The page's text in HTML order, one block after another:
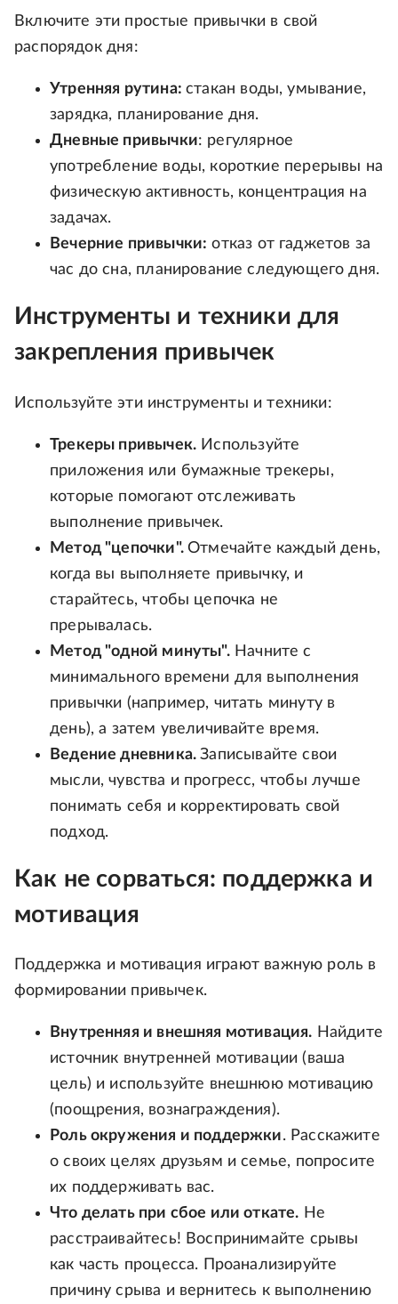
Включите эти простые привычки в свой
распорядок дня:
Утренняя рутина:стакан воды, умывание,
зарядка, планирование дня.
Дневные привычки: регулярное
употребление воды, короткие перерывы на
физическую активность, концентрация на
задачах.
Вечерние привычки: отказ от гаджетов за
час до сна, планирование следующего дня.
Инструменты и техники для
закрепления привычек
Используйте эти инструменты и техники:
Трекеры привычек. Используйте
приложения или бумажные трекеры,
которые помогают отслеживать
выполнение привычек.
Метод "цепочки".Отмечайте каждый день,
когда вы выполняете привычку, и
старайтесь, чтобы цепочка не
прерывалась.
Метод "одной минуты".Начните с
минимального времени для выполнения
привычки (например, читать минуту в
день), а затем увеличивайте время.
Ведение дневника.Записывайте свои
мысли, чувства и прогресс, чтобы лучше
понимать себя и корректировать свой
подход.
Как не сорваться: поддержка и
мотивация
Поддержка и мотивация играют важную роль в
формировании привычек.
Внутренняя и внешняя мотивация. Найдите
источник внутренней мотивации (ваша
цель) и используйте внешнюю мотивацию
(поощрения, вознаграждения).
Роль окружения и поддержки. Расскажите
о своих целях друзьям и семье, попросите
их поддерживать вас.
Что делать при сбое или откате. Не
расстраивайтесь! Воспринимайте срывы
как часть процесса. Проанализируйте
причину срыва и вернитесь к выполнению